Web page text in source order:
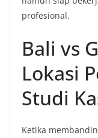
profesional.
Bali vs
Lokasi
Studi
Ketika